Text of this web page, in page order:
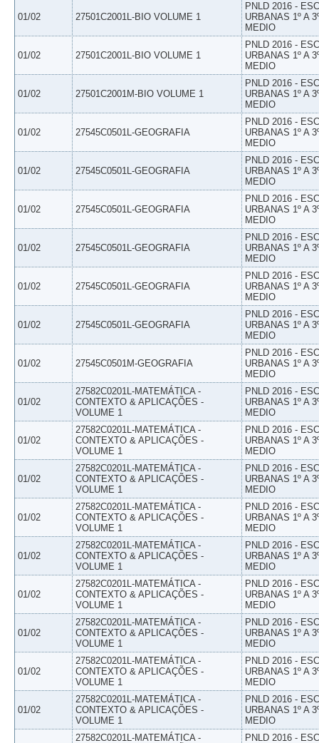
01/02 27501C2001L-BIO VOLUME 1
PNLD 2016 -
URBANAS 1º A
MEDIO
01/02 27501C2001L-BIO VOLUME 1
PNLD 2016 -
URBANAS 1º A
MEDIO
01/02 27501C2001M-BIO VOLUME 1
PNLD 2016 -
URBANAS 1º A
MEDIO
01/02 27545C0501L-GEOGRAFIA
PNLD 2016 -
URBANAS 1º A
MEDIO
01/02 27545C0501L-GEOGRAFIA
PNLD 2016 -
URBANAS 1º A
MEDIO
01/02 27545C0501L-GEOGRAFIA
PNLD 2016 -
URBANAS 1º A
MEDIO
01/02 27545C0501L-GEOGRAFIA
PNLD 2016 -
URBANAS 1º A
MEDIO
01/02 27545C0501L-GEOGRAFIA
PNLD 2016 -
URBANAS 1º A
MEDIO
01/02 27545C0501L-GEOGRAFIA
PNLD 2016 -
URBANAS 1º A
MEDIO
01/02 27545C0501M-GEOGRAFIA
PNLD 2016 -
URBANAS 1º A
MEDIO
01/02
27582C0201L-MATEMÁTICA -
CONTEXTO & APLICAÇÕES -
VOLUME 1
PNLD 2016 -
URBANAS 1º A
MEDIO
01/02
27582C0201L-MATEMÁTICA -
CONTEXTO & APLICAÇÕES -
VOLUME 1
PNLD 2016 -
URBANAS 1º A
MEDIO
01/02
27582C0201L-MATEMÁTICA -
CONTEXTO & APLICAÇÕES -
VOLUME 1
PNLD 2016 -
URBANAS 1º A
MEDIO
01/02
27582C0201L-MATEMÁTICA -
CONTEXTO & APLICAÇÕES -
VOLUME 1
PNLD 2016 -
URBANAS 1º A
MEDIO
01/02
27582C0201L-MATEMÁTICA -
CONTEXTO & APLICAÇÕES -
VOLUME 1
PNLD 2016 -
URBANAS 1º A
MEDIO
01/02
27582C0201L-MATEMÁTICA -
CONTEXTO & APLICAÇÕES -
VOLUME 1
PNLD 2016 -
URBANAS 1º A
MEDIO
01/02
27582C0201L-MATEMÁTICA -
CONTEXTO & APLICAÇÕES -
VOLUME 1
PNLD 2016 -
URBANAS 1º A
MEDIO
01/02
27582C0201L-MATEMÁTICA -
CONTEXTO & APLICAÇÕES -
VOLUME 1
PNLD 2016 -
URBANAS 1º A
MEDIO
01/02
27582C0201L-MATEMÁTICA -
CONTEXTO & APLICAÇÕES -
VOLUME 1
PNLD 2016 -
URBANAS 1º A
MEDIO
27582C0201L-MATEMÁTICA -
PNLD 2016 -